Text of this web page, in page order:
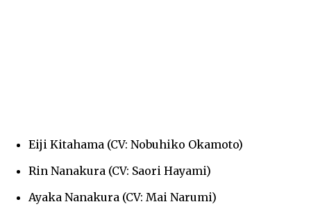
Eiji Kitahama (CV: Nobuhiko Okamoto)
Rin Nanakura (CV: Saori Hayami)
Ayaka Nanakura (CV: Mai Narumi)